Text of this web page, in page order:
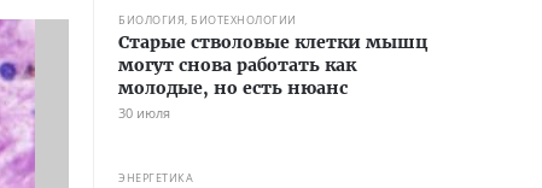
БИОЛОГИЯ, БИОТЕХНОЛОГИИ
Старые стволовые клетки мышц
могут снова работать как
молодые, но есть нюанс
30 июля
ЭНЕРГЕТИКА